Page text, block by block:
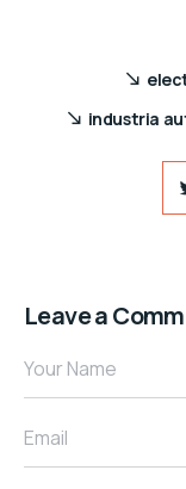
industria
Leave a
Your Name
Email